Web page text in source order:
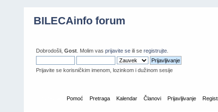
BILECAinfo forum
Dobrodošli, Gost . Molim vas prijavite se ili se registrujte
Prijavite se korisničkim imenom, lozinkom i dužinom sesije
Pomoć Pretraga Kalendar Članovi Prijavljivanje